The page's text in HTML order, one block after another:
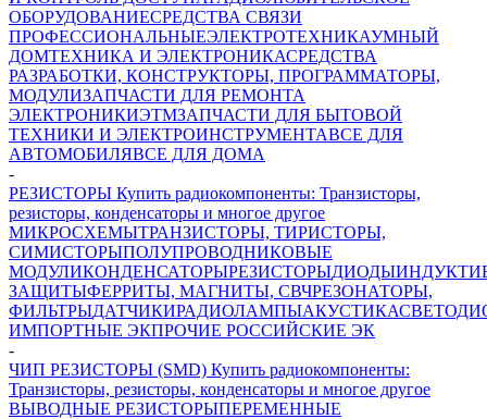
ОБОРУДОВАНИЕСРЕДСТВА СВЯЗИ
ПРОФЕССИОНАЛЬНЫЕЭЛЕКТРОТЕХНИКАУМНЫЙ
ДОМТЕХНИКА И ЭЛЕКТРОНИКАСРЕДСТВА
РАЗРАБОТКИ, КОНСТРУКТОРЫ, ПРОГРАММАТОРЫ,
МОДУЛИЗАПЧАСТИ ДЛЯ РЕМОНТА
ЭЛЕКТРОНИКИЭТМЗАПЧАСТИ ДЛЯ БЫТОВОЙ
ТЕХНИКИ И ЭЛЕКТРОИНСТРУМЕНТАВСЕ ДЛЯ
АВТОМОБИЛЯВСЕ ДЛЯ ДОМА
-
РЕЗИСТОРЫ Купить радиокомпоненты: Транзисторы,
резисторы, конденсаторы и многое другое
МИКРОСХЕМЫТРАНЗИСТОРЫ, ТИРИСТОРЫ,
СИМИСТОРЫПОЛУПРОВОДНИКОВЫЕ
МОДУЛИКОНДЕНСАТОРЫРЕЗИСТОРЫДИОДЫ
ЗАЩИТЫФЕРРИТЫ, МАГНИТЫ, СВЧРЕЗОНАТОРЫ,
ФИЛЬТРЫДАТЧИКИРАДИОЛАМПЫАКУСТИКА
ИМПОРТНЫЕ ЭКПРОЧИЕ РОССИЙСКИЕ ЭК
-
ЧИП РЕЗИСТОРЫ (SMD) Купить радиокомпоненты:
Транзисторы, резисторы, конденсаторы и многое другое
ВЫВОДНЫЕ РЕЗИСТОРЫПЕРЕМЕННЫЕ